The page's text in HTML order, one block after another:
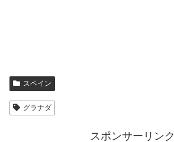
スペイン
グラナダ
スポンサーリンク